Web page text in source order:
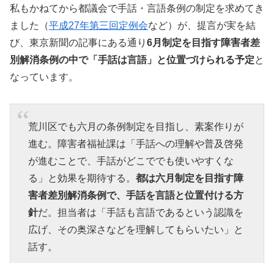
私もかねてから都議会で手話・言語条例の制定を求めてき
ました（平成27年第三回定例会など）が、提言が実を結
び、東京新聞の記事にある通り 6月制定を目指す障害者差
別解消条例の中で「手話は言語」と位置づけられる予定と
なっています。
荒川区でも六月の条例制定を目指し、素案作りが
進む。障害者福祉課は「手話への理解や普及啓発
が進むことで、手話がどこででも使いやすくな
る」と効果を期待する。 都は六月制定を目指す障
害者差別解消条例で、手話を言語と位置付ける方
針だ。担当者は「手話も言語であるという認識を
広げ、その奥深さなどを理解してもらいたい」と
話す。